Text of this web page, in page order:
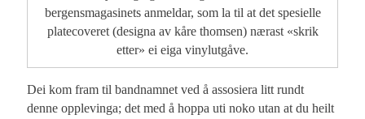
bergensmagasinets anmeldar, som la til at det spesielle
platecoveret (designa av kåre thomsen) nærast «skrik
etter» ei eiga vinylutgåve.
Dei kom fram til bandnamnet ved å assosiera litt rundt
denne opplevinga; det med å hoppa uti noko utan at du heilt